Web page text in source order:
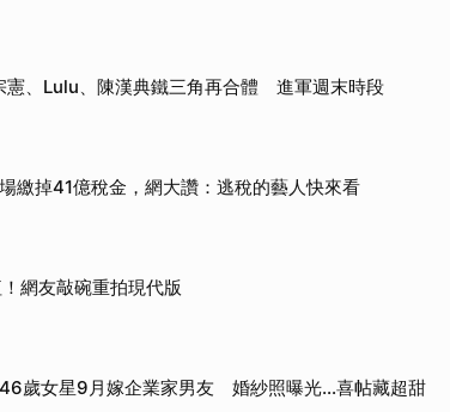
憲、Lulu、陳漢典鐵三角再合體 進軍週末時段
繳掉41億稅金，網大讚：逃稅的藝人快來看
網友敲碗重拍現代版
歲女星9月嫁企業家男友 婚紗照曝光…喜帖藏超甜